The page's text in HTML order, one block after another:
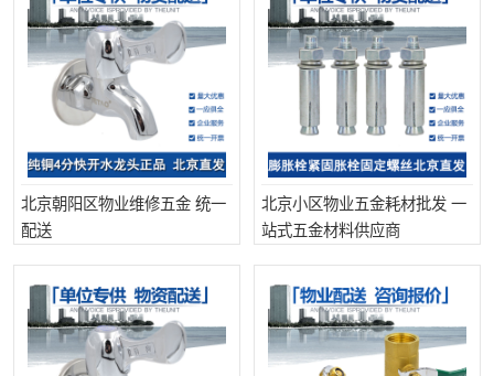
北京朝阳区物业维修五金 统一
配送
北京小区物业五金耗材批发 一
站式五金材料供应商